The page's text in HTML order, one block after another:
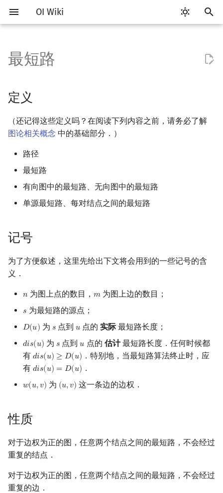
OI Wiki
入
以
始
搜
Getting Started
关于本项目
如何参与
格式手册
数学符号表
镜像站列表
致谢
比赛相关简介
赛事
题型
学习资源
技巧
常见错误
工具软件简介
代码编辑工具
VS Code
Notepad++
CLion
Geany
Sublime Text
CP Editor
评测工具 Cena
命令行编译与调试
编译器
Special Judge
Testlib
Generator
Checker
Polygon
OJ 工具
语言基础简介
C++ 基础
变量
高级数据类型
C++ 标准库 STL 算法
pair
值类别
常量
pb_ds
编译优化
C++ 与其他常用语言的区别
Pascal 转 C++ 急救
Java 速成
Java 进阶
算法基础简介
复杂度
枚举
递归 & 分治
贪心
冒泡排序
基数排序
堆排序
桶排序
Tim 排序
排序相关 STL
前缀和 & 差分
二分
构造
搜索部分简介
DFS（搜索）
BFS（搜索）
启发式搜索
A*
IDA*
回溯法
Dancing Links
Alpha–Beta 剪枝
动态规划部分简介
动态规划基础
记忆化搜索
区间 DP
DAG 上的 DP
状压 DP
数位 DP
插头 DP
计数 DP
概率 DP
DP 套 DP
斜率优化
WQS 二分
字符串部分简介
字符串基础
标准库
字符串哈希
字典树 (Trie)
Boyer–Moore 算法
Z 函数（扩展 KMP）
AC 自动机
后缀数组 (SA)
后缀平衡树
广义后缀自动机
回文树
序列自动机
数学部分简介
布尔代数
数字系统 平衡三进制
二进制集合操作
高精度计算
置换和排列
弧度制与坐标系
数论
素数
筛法
费马小定理 & 欧拉定理
模逆元
升幂引理
阶乘取模
快速傅里叶变换
Chirp Z 变换
多项式初等函数
常系数齐次线性递推
Lagrange 反演
形式幂级数复合|复合逆
组合数学
容斥原理
卡特兰数
伯努利数
Entringer Number
范德蒙德卷积
Pólya 计数
线性代数
内积和外积
行列式
线性映射
特征多项式
环论
概率论
随机变量
博弈论
零和游戏
高斯消元
数据结构部分简介
栈
队列
哈希表
并查集
配对堆
块状数据结构
块状链表
单调栈
单调队列
ST 表
线段树
李超线段树
Kinetic Tournament Tree
划分树
Splay 树
笛卡尔树
红黑树
左偏红黑树
可持久化数据结构
可持久化块状数组
可持久化可并堆
树套树
线段树套平衡树
Euler Tour Tree
树基础
树的直径
树的中心
最近公共祖先
树链剖分
虚树
树分治
动态树分治
AHU 算法
树上随机游走
定义
记号
性质
实现
应用
过程
实现
队列优化：SPFA
Dijkstra 算法
时间复杂度
正确性证明
正确性证明
不同方法的比较
最小生成树
最小树形图
最小直径生成树
强连通分量
双连通分量
割点和桥
点/边连通度
网络流简介
最大流
最小割
上下界网络流
Stoer–Wagner 算法
图匹配
二分图最大匹配
二分图最大权匹配
一般图最大权匹配
稳定匹配
计算几何部分简介
二维计算几何基础
三维计算几何基础
Pick 定理
三角剖分
扫描线
旋转卡壳
半平面交
平面最近点对
反演变换
计算几何杂项
杂项简介
离散化
双指针 整体二分
分数规划
随机化
爬山算法
有限状态自动机
计算理论基础
字节顺序
约瑟夫问题
在一台机器上规划任务
主元素问题
Kahan 求和
珂朵莉树/颜色段均摊
RMQ
并查集应用
括号序列
最短路
定义
（还记得这些定义吗？在阅读下列内容之前，请务必了解
图论相关概念 中的基础部分．）
路径
最短路
有向图中的最短路、无向图中的最短路
单源最短路、每对结点之间的最短路
记号
为了方便叙述，这里先给出下文将会用到的一些记号的含
义．
𝑛
n 为图上点的数目， 𝑚
m为图上边的数目；
𝑠
s 为最短路的源点；
𝐷(𝑢)
D(u) 为 𝑠
s 点到𝑢
u 点的实际 最短路长度；
𝑑𝑖𝑠(𝑢)
dis(u) 为 𝑠
s 点到𝑢
u 点的 估计最短路长度．任何时候都
有 𝑑𝑖𝑠(𝑢) ≥ 𝐷(𝑢)
dis(u)≥D u)
．特别地，当最短路算法终止时，应
有 𝑑𝑖𝑠(𝑢) = 𝐷(𝑢)
dis(u)=D u) ．
𝑤(𝑢,𝑣)
w(u,v) 为 (𝑢,𝑣)
(u,v) 这一条边的边权．
性质
对于边权为正的图，任意两个结点之间的最短路，不会经过
重复的结点．
对于边权为正的图，任意两个结点之间的最短路，不会经过
重复的边．